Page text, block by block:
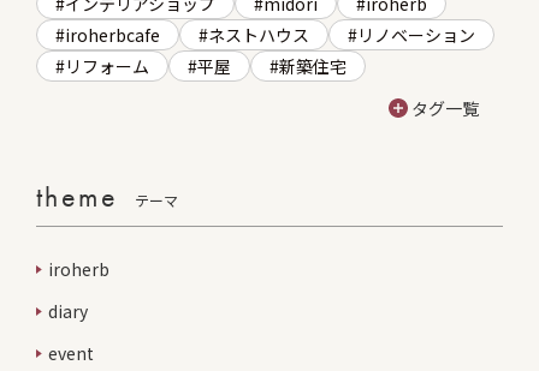
iroherbcafe
ネストハウス
リノベーション
リフォーム
平屋
新築住宅
タグ一覧
theme テーマ
iroherb
diary
event